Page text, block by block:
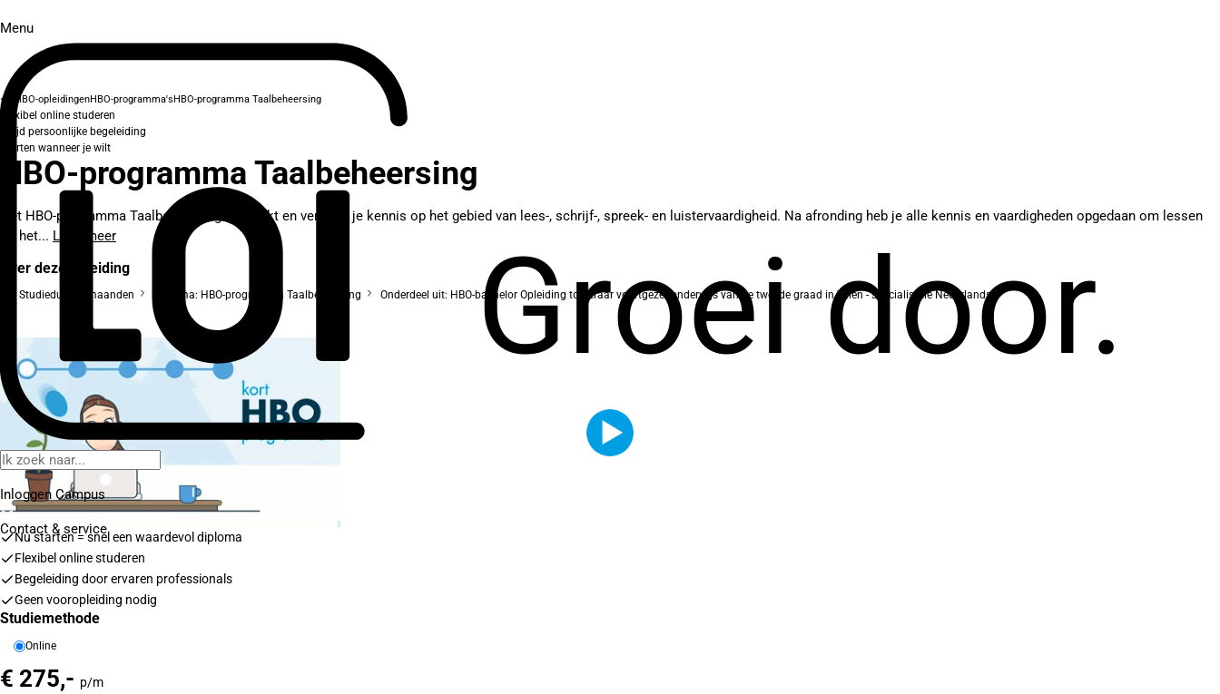
Menu
Groei door.
Inloggen Campus
Contact & service
HBO-opleidingenHBO-programma'sHBO-programma Taalbeheersing
Flexibel online studeren
Altijd persoonlijke begeleiding
Starten wanneer je wilt
HBO-programma Taalbeheersing
Het HBO-programma Taalbeheersing versterkt en verdiept je kennis op het gebied van lees-, schrijf-, spreek- en luistervaardigheid. Na afronding heb je alle kennis en vaardigheden opgedaan om lessen
op het... Lees meer
Over deze opleiding
Studieduur: 6 maanden Diploma: HBO-programma Taalbeheersing Onderdeel uit: HBO-bachelor Opleiding tot leraar voortgezet onderwijs van de tweede graad in Talen - specialisatie Nederlands
Nu starten = snel een waardevol diploma
Flexibel online studeren
Begeleiding door ervaren professionals
Geen vooropleiding nodig
Studiemethode
Online
€ 275,- p/m